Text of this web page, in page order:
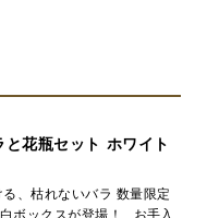
と花瓶セット ホワイト
、枯れないバラ 数量限定
ボックスが登場！ お手入